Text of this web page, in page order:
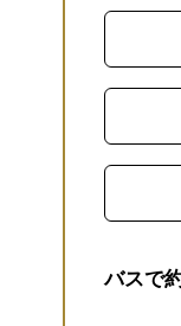
がご覧
のweb
せ】駐
本三名
寺五重
の山口
が、京
れてい
バスで